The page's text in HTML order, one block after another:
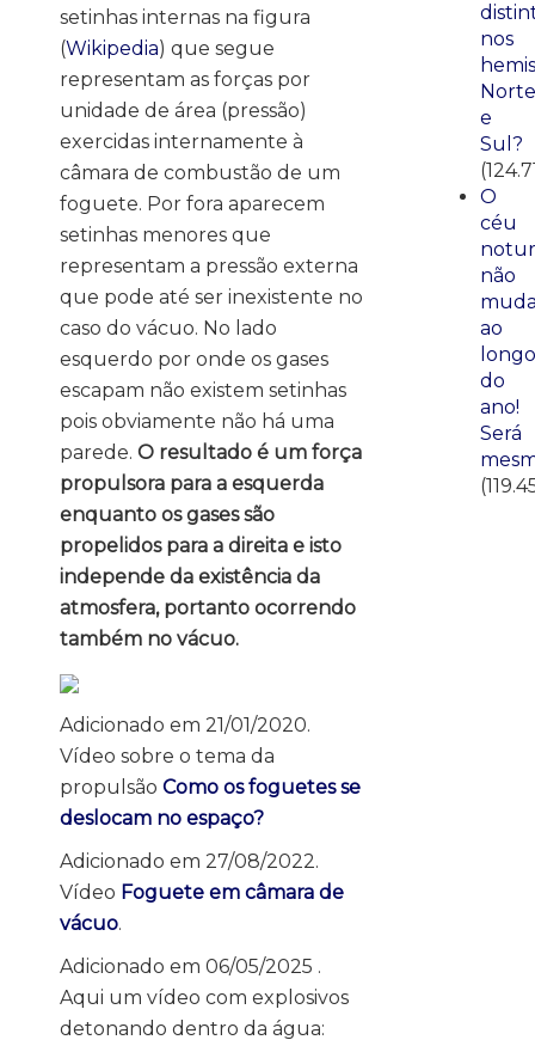
setinhas internas na figura
(Wikipedia) que segue
representam as forças por
unidade de área (pressão)
exercidas internamente à
câmara de combustão de um
foguete. Por fora aparecem
setinhas menores que
representam a pressão externa
que pode até ser inexistente no
caso do vácuo. No lado
esquerdo por onde os gases
escapam não existem setinhas
pois obviamente não há uma
parede. O resultado é um força
propulsora para a esquerda
enquanto os gases são
propelidos para a direita e isto
independe da existência da
atmosfera, portanto ocorrendo
também no vácuo.
Adicionado em 21/01/2020.
Vídeo sobre o tema da
propulsão Como os foguetes se
deslocam no espaço?
Adicionado em 27/08/2022.
Vídeo Foguete em câmara de
vácuo.
Adicionado em 06/05/2025 .
Aqui um vídeo com explosivos
detonando dentro da água:
nos
Norte
e
Sul?
O
céu
não
ao
longo
do
ano!
Será